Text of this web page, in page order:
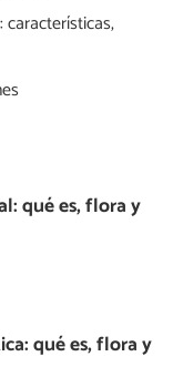
qué es, flora y
qué es, flora y